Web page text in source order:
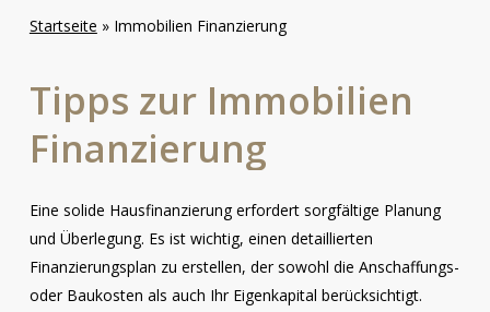
Startseite » Immobilien Finanzierung
Tipps zur Immobilien
Finanzierung
Eine solide Hausfinanzierung erfordert sorgfältige Planung
und Überlegung. Es ist wichtig, einen detaillierten
Finanzierungsplan zu erstellen, der sowohl die Anschaffungs-
oder Baukosten als auch Ihr Eigenkapital berücksichtigt.